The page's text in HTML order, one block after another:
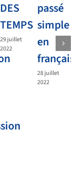
DES
TEMPS
29 juillet
2022
passé
simple
en
français
28 juillet
2022